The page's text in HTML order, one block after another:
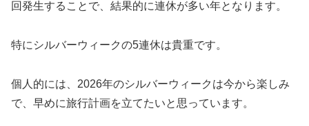
回発生することで、結果的に連休が多い年となります。
特にシルバーウィークの5連休は貴重です。
個人的には、2026年のシルバーウィークは今から楽しみ
で、早めに旅行計画を立てたいと思っています。